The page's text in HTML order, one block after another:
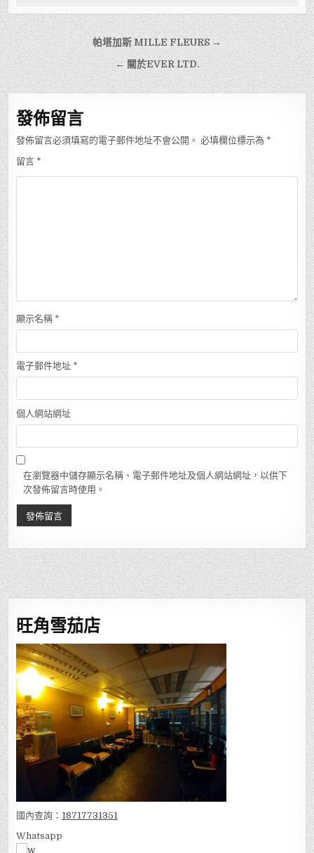
文
章
導
覽
帕塔加斯 MILLE FLEURS →
← 關於EVER LTD.
發佈留言
發佈留言必須填寫的電子郵件地址不會公開。 必填欄位標示為 *
留言 *
顯示名稱 *
電子郵件地址 *
個人網站網址
在瀏覽器中儲存顯示名稱、電子郵件地址及個人網站網址，以供下
次發佈留言時使用。
旺角雪茄店
國內查詢： 18717731351
Whatsapp